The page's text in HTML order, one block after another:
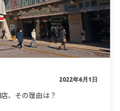
2022年6月1日
、その理由は？